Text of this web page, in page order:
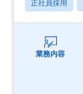
正社員採用
業務内容